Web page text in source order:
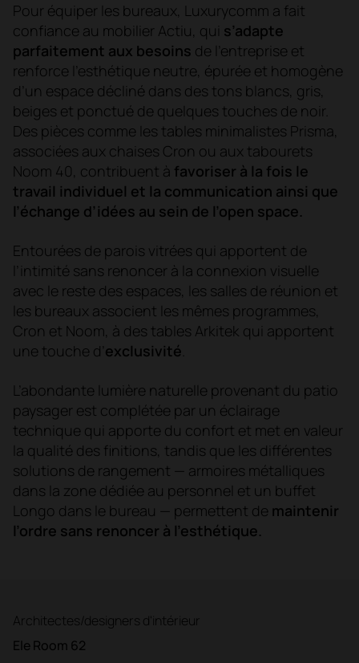
Pour équiper les bureaux, Luxurycomm a fait
confiance au mobilier Actiu, qui s’adapte
parfaitement aux besoins de l’entreprise et
renforce l’esthétique neutre, épurée et homogène
d’un espace décliné dans des tons blancs, gris,
beiges et ponctué de quelques touches de noir.
Des pièces comme les tables minimalistes Prisma,
associées aux chaises Cron ou aux tabourets
Noom 40, contribuent à favoriser à la fois le
travail individuel et la communication ainsi que
l’échange d’idées au sein de l’open space.
Entourées de parois vitrées qui apportent de
l’intimité sans renoncer à la connexion visuelle
avec le reste des espaces, les salles de réunion et
les bureaux associent les mêmes programmes,
Cron et Noom, à des tables Arkitek qui apportent
une touche d’exclusivité.
L’abondante lumière naturelle provenant du patio
paysager est complétée par un éclairage
technique qui apporte du confort et met en valeur
la qualité des finitions, tandis que les différentes
solutions de rangement — armoires métalliques
dans la zone dédiée au personnel et un buffet
Longo dans le bureau — permettent de maintenir
l’ordre sans renoncer à l’esthétique.
Architectes/designers d'intérieur
Ele Room 62